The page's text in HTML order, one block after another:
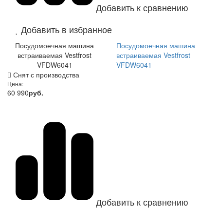
Добавить к сравнению
Добавить в избранное
Посудомоечная машина
встраиваемая Vestfrost
VFDW6041
Посудомоечная машина
встраиваемая Vestfrost
VFDW6041
Снят с производства
Цена:
60 990руб.
Добавить к сравнению